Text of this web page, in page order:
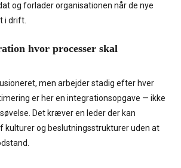
og forlader organisationen når de nye
i drift.
hvor processer skal
men arbejder stadig efter hver
er her en integrationsopgave — ikke
Det kræver en leder der kan
kulturer og beslutningsstrukturer uden at